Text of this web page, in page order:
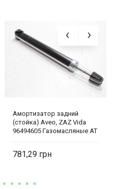
Амортизатор задний
(стойка) Aveo, ZAZ Vida
96494605 Газомасляные AT
781,29